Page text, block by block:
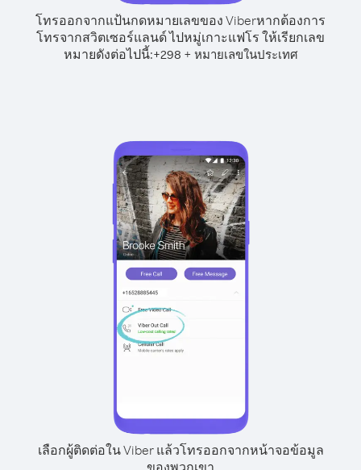
โทรออกจากแป้นกดหมายเลขของ Viberหากต้องการ
โทรจากสวิตเซอร์แลนด์ ไปหมู่เกาะแฟโร ให้เรียกเลข
หมายดังต่อไปนี้:+298 + หมายเลขในประเทศ
เลือกผู้ติดต่อใน Viber แล้วโทรออกจากหน้าจอข้อมูล
ของพวกเขา